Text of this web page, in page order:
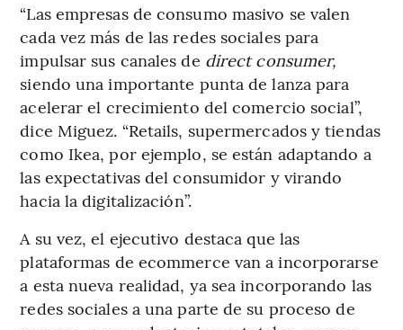
“Las empresas de consumo masivo se valen
cada vez más de las redes sociales para
impulsar sus canales de direct consumer,
siendo una importante punta de lanza para
acelerar el crecimiento del comercio social”,
dice Miguez. “Retails, supermercados y tiendas
como Ikea, por ejemplo, se están adaptando a
las expectativas del consumidor y virando
hacia la digitalización”.
A su vez, el ejecutivo destaca que las
plataformas de ecommerce van a incorporarse
a esta nueva realidad, ya sea incorporando las
redes sociales a una parte de su proceso de